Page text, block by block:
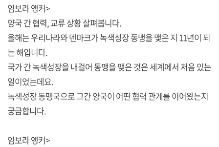
임보라 앵커>
양국 간 협력, 교류 상황 살펴봅니다.
올해는 우리나라와 덴마크가 녹색성장 동맹을 맺은 지 11년이 되
는 해입니다.
국가 간 녹색성장을 내걸어 동맹을 맺은 것은 세계에서 처음 있는
일이었는데요.
녹색성장 동맹국으로 그간 양국이 어떤 협력 관계를 이어왔는지
궁금합니다.
임보라 앵커>